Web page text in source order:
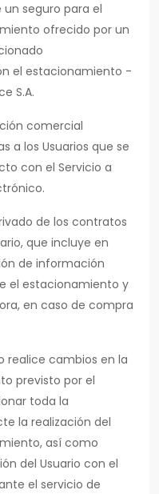
seguro para el
ofrecido por un
el estacionamiento -
S.A.
comercial
a los Usuarios que se
con el Servicio a
de los contratos
que incluye en
de información
el estacionamiento y
en caso de compra
realice cambios en la
previsto por el
toda la
la realización del
así como
del Usuario con el
el servicio de